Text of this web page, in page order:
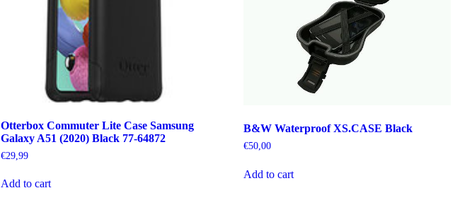
Otterbox Commuter Lite Case Samsung
Galaxy A51 (2020) Black 77-64872
€29,99
Add to cart
B&W Waterproof XS.CASE Black
€50,00
Add to cart